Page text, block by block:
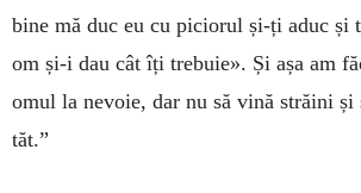
bine mă duc eu cu piciorul și-ți aduc și
om și-i dau cât îți trebuie». Și așa am
omul la nevoie, dar nu să vină străini și
tăt.”